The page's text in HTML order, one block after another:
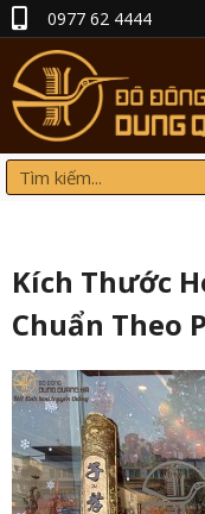
0977 62 4444
Kích Thước
Chuẩn Theo